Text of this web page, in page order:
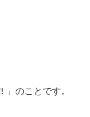
のことです。